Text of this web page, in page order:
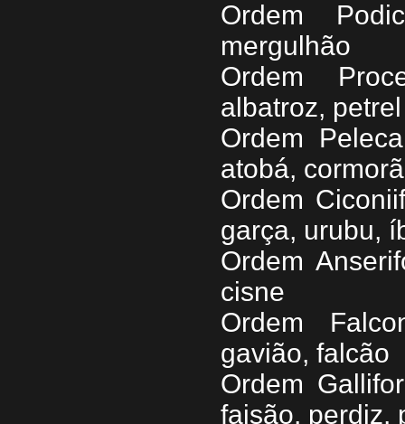
Ordem
mergulhão
Ordem
albatroz, petrel
Ordem
atobá,
Ordem
garça, urubu,
Ordem
cisne
Ordem
gavião, falcão
Ordem
faisão, perdiz,